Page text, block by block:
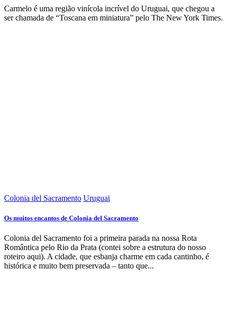
Carmelo é uma região vinícola incrível do Uruguai, que chegou a
ser chamada de “Toscana em miniatura” pelo The New York Times.
Colonia del Sacramento Uruguai
Os muitos encantos de Colonia del Sacramento
Colonia del Sacramento foi a primeira parada na nossa Rota
Romântica pelo Rio da Prata (contei sobre a estrutura do nosso
roteiro aqui). A cidade, que esbanja charme em cada cantinho, é
histórica e muito bem preservada – tanto que...